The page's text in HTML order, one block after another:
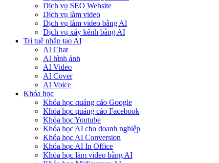
Dịch vụ SEO Website
Dịch vụ làm video
Dịch vụ làm video bằng AI
Dịch vụ xây kênh bằng AI
Trí tuệ nhân tạo AI
AI Chat
AI hình ảnh
AI Video
AI Cover
AI Voice
Khóa học
Khóa học quảng cáo Google
Khóa học quảng cáo Facebook
Khóa học Youtube
Khóa học AI cho doanh nghiệp
Khóa học AI Conversion
Khóa học AI In Office
Khóa học làm video bằng AI